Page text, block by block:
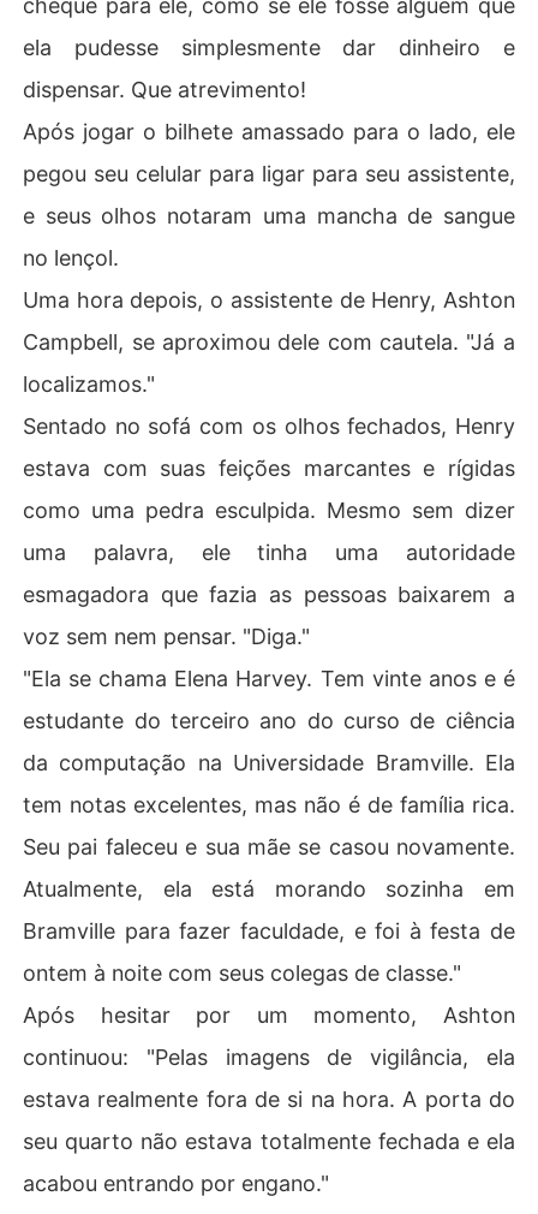
cheque para ele, como se ele fosse alguém que
ela pudesse simplesmente dar dinheiro e
dispensar. Que atrevimento!
Após jogar o bilhete amassado para o lado, ele
pegou seu celular para ligar para seu assistente,
e seus olhos notaram uma mancha de sangue
no lençol.
Uma hora depois, o assistente de Henry, Ashton
Campbell, se aproximou dele com cautela. "Já a
localizamos."
Sentado no sofá com os olhos fechados, Henry
estava com suas feições marcantes e rígidas
como uma pedra esculpida. Mesmo sem dizer
uma palavra, ele tinha uma autoridade
esmagadora que fazia as pessoas baixarem a
voz sem nem pensar. "Diga."
"Ela se chama Elena Harvey. Tem vinte anos e é
estudante do terceiro ano do curso de ciência
da computação na Universidade Bramville. Ela
tem notas excelentes, mas não é de família rica.
Seu pai faleceu e sua mãe se casou novamente.
Atualmente, ela está morando sozinha em
Bramville para fazer faculdade, e foi à festa de
ontem à noite com seus colegas de classe."
Após hesitar por um momento, Ashton
continuou: "Pelas imagens de vigilância, ela
estava realmente fora de si na hora. A porta do
seu quarto não estava totalmente fechada e ela
acabou entrando por engano."